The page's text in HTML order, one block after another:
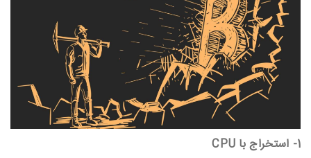
1- استخراج با CPU